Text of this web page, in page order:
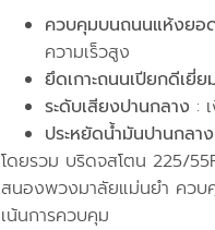
ควบคุมบนถนนแห้งยอ
ความเร็วสูง
ยึดเกาะถนนเปียกดีเยี่ย
ระดับเสียงปานกลาง :
ประหยัดน้ำมันปานกลาง
โดยรวม บริดจสโตน 225/
สนองพวงมาลัยแม่นยำ ควบ
เน้นการควบคุม